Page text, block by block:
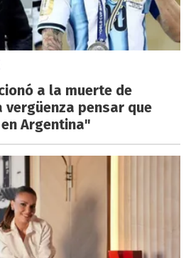
a la muerte de
vergüenza pensar que
Argentina"